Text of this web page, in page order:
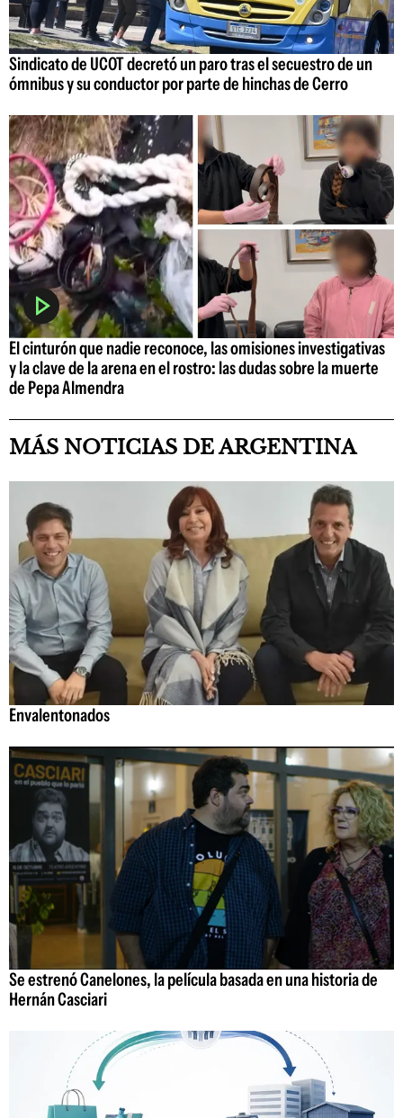
Sindicato de UCOT decretó un paro tras el secuestro de un
ómnibus y su conductor por parte de hinchas de Cerro
El cinturón que nadie reconoce, las omisiones investigativas
y la clave de la arena en el rostro: las dudas sobre la muerte
de Pepa Almendra
MÁS NOTICIAS DE ARGENTINA
Envalentonados
Se estrenó Canelones, la película basada en una historia de
Hernán Casciari